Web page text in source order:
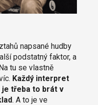
napsané hudby
podstatný faktor, a
tu se vlastně
Každý interpret
je třeba to brát v
. A to je ve